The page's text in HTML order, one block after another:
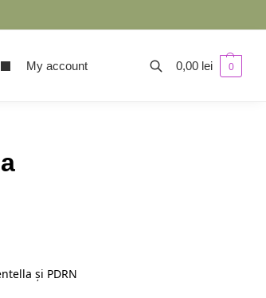
My account 0,00 lei 0
și PDRN